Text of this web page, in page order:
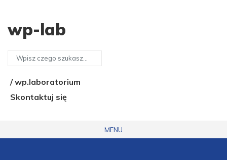
wp-lab
/ wp.laboratorium
Skontaktuj się
MENU